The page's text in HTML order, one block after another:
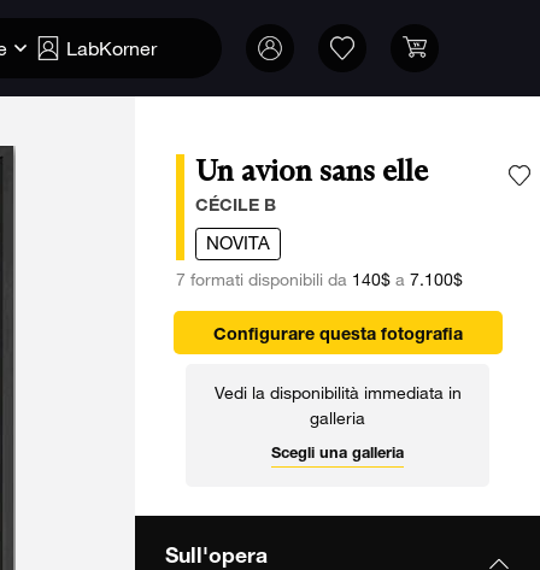
LabKorner
Un avion sans elle
CÉCILE B
NOVITA
7 formati disponibili da 140$a 7.100$
Configurare questa fotografia
Vedi la disponibilità immediata in
galleria
Scegli una galleria
Sull'opera